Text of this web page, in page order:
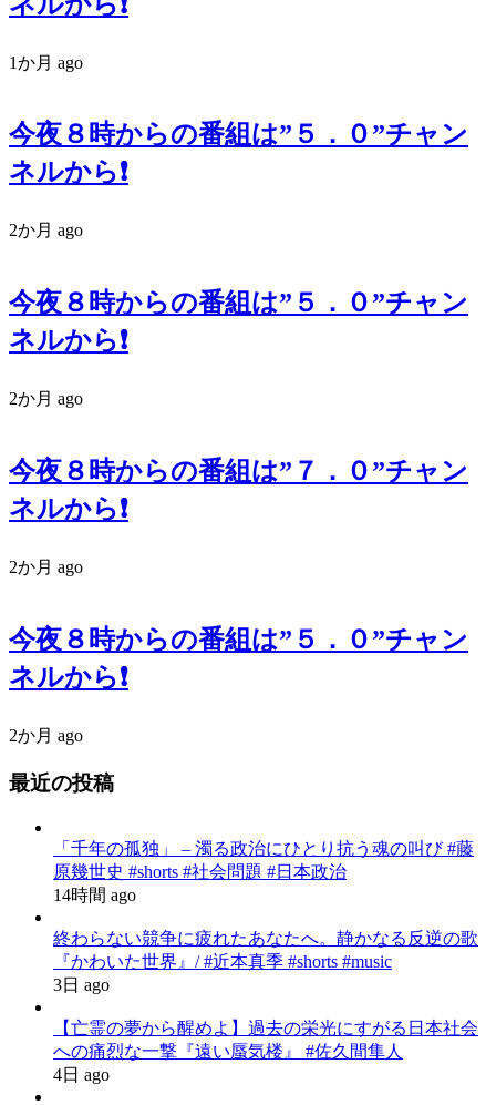
1か月 ago
今夜８時からの番組は”５．０”チャン
ネルから❗️
2か月 ago
今夜８時からの番組は”５．０”チャン
ネルから❗️
2か月 ago
今夜８時からの番組は”７．０”チャン
ネルから❗️
2か月 ago
今夜８時からの番組は”５．０”チャン
ネルから❗️
2か月 ago
最近の投稿
「千年の孤独」 – 濁る政治にひとり抗う魂の叫び #藤
原幾世史 #shorts #社会問題 #日本政治
14時間 ago
終わらない競争に疲れたあなたへ。静かなる反逆の歌
『かわいた世界』/ #近本真季 #shorts #music
3日 ago
【亡霊の夢から醒めよ】過去の栄光にすがる日本社会
への痛烈な一撃『遠い蜃気楼』 #佐久間隼人
4日 ago